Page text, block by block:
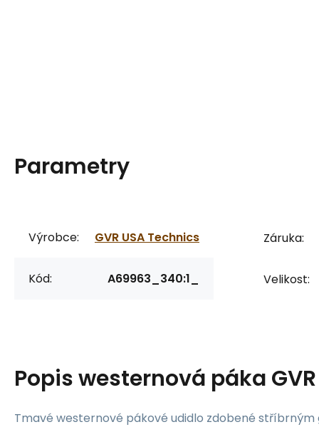
Parametry
Výrobce: GVR USA Technics
Kód: A69963_340:1_
Záruka:
Velikost:
Popiswesternová páka GVR
Tmavé westernové pákové udidlo zdobené